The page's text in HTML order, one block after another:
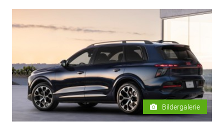
Bildergalerie